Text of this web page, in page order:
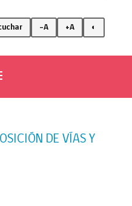
-A +A ◐
DE VÍAS Y